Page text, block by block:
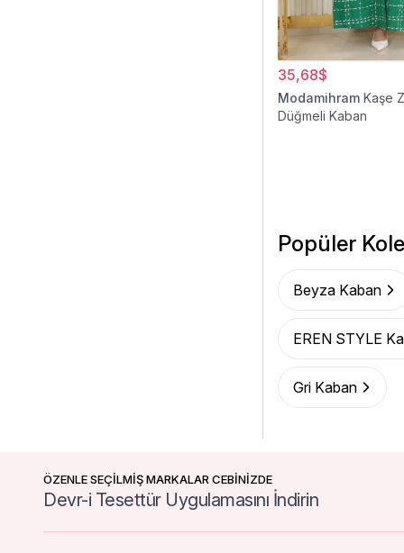
35,68$
Modamihram Kaşe
Düğmeli Kaban
Popüler
Beyza Kaban
EREN STYLE
Gri Kaban
ÖZENLE SEÇİLMİŞ MARKALAR CEBİNİZDE
Devr-i Tesettür Uygulamasını İndirin